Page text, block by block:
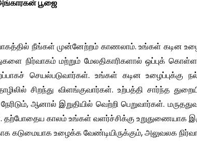
பூஜை
நீங்கள் முன்னேற்றம் காணலாம். உங்கள் கடின
நிர்வாகம் மற்றும் மேலதிகாரிகளால் ஒப்புக்
செயல்படுவார்கள். உங்கள் கடின உழைப்புக்கு
சிறந்து விளங்குவார்கள். உற்பத்தி சார்ந்த
ஆனால் இறுதியில் வெற்றி பெறுவார்கள்.
காலம் உங்கள் வளர்ச்சிக்கு உறுதுணையாக
கடுமையாக உழைக்க வேண்டியிருக்கும், அலுவலக